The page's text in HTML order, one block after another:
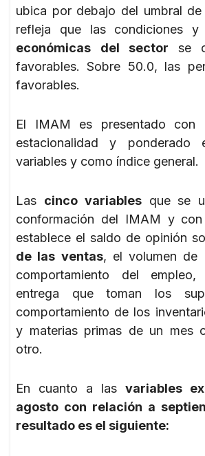
ubica por debajo del umbral
refleja que las condiciones y
económicas del sector se
favorables. Sobre 50.0, las
favorables.
El IMAM es presentado con
estacionalidad y ponderado
variables y como índice general.
Las cinco variablesque se
conformación del IMAM y
establece el saldo de opinión
de las ventas, el volumen de
comportamiento del
entrega que toman los
comportamiento de los
y materias primas de un mes
otro.
En cuanto a las variables
agosto con relación a
resultado es el siguiente: